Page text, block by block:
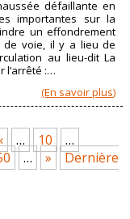
défaillante en
importantes sur la
un effondrement
voie, il y a lieu de
au lieu-dit La
l’arrêté :…
(En savoir plus)
… 10
…
… »
Dernière